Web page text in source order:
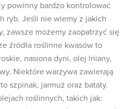
powinny bardzo kontrolować
ryb. Jeśli nie wiemy z jakich
zawsze możemy zaopatrzyć się
źródła roślinne kwasów to
nasiona dyni, olej lniany,
Niektóre warzywa zawierają
szpinak, jarmuż oraz bataty.
roślinnych, takich jak: